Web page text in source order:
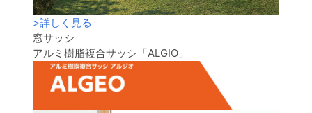
>詳しく見る
窓サッシ
アルミ樹脂複合サッシ「ALGIO」